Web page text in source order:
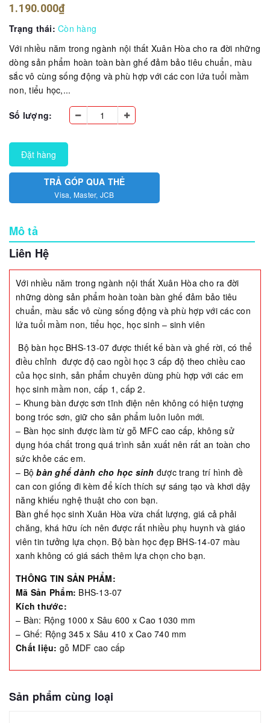
1.190.000₫
Trạng thái: Còn hàng
Với nhiều năm trong ngành nội thất Xuân Hòa cho ra đời những
dòng sản phẩm hoàn toàn bàn ghế đảm bảo tiêu chuẩn, màu
sắc vô cùng sống động và phù hợp với các con lứa tuổi mầm
non, tiểu học,...
Số lượng:
Đặt hàng
TRẢ GÓP QUA THẺ
Visa, Master, JCB
Mô tả
Liên Hệ
Với nhiều năm trong ngành nội thất Xuân Hòa cho ra đời
những dòng sản phẩm hoàn toàn bàn ghế đảm bảo tiêu
chuẩn, màu sắc vô cùng sống động và phù hợp với các con
lứa tuổi mầm non, tiểu học, học sinh – sinh viên
Bộ bàn học BHS-13-07 được thiết kế bàn và ghế rời, có thể
điều chỉnh được độ cao ngồi học 3 cấp độ theo chiều cao
của học sinh, sản phẩm chuyên dùng phù hợp với các em
học sinh mầm non, cấp 1, cấp 2.
– Khung bàn được sơn tĩnh điện nên không có hiện tượng
bong tróc sơn, giữ cho sản phẩm luôn luôn mới.
– Bàn học sinh được làm từ gỗ MFC cao cấp, không sử
dụng hóa chất trong quá trình sản xuất nên rất an toàn cho
sức khỏe các em.
– Bộ bàn ghế dành cho học sinh được trang trí hình đề
can con giống đi kèm để kích thích sự sáng tạo và khơi dậy
năng khiếu nghệ thuật cho con bạn.
Bàn ghế học sinh Xuân Hòa vừa chất lượng, giá cả phải
chăng, khá hữu ích nên được rất nhiều phụ huynh và giáo
viên tin tưởng lựa chọn. Bộ bàn học đẹp BHS-14-07 màu
xanh không có giá sách thêm lựa chọn cho bạn.
THÔNG TIN SẢN PHẨM:
Mã Sản Phẩm: BHS-13-07
Kích thước:
– Bàn: Rộng 1000 x Sâu 600 x Cao 1030 mm
– Ghế: Rộng 345 x Sâu 410 x Cao 740 mm
Chất liệu: gỗ MDF cao cấp
Sản phẩm cùng loại